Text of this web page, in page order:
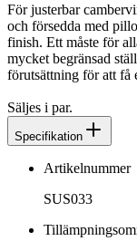
För justerbar
och försedda med
finish. Ett måste för
mycket begränsad
förutsättning för att få
Säljes i par.
Specifikation
Artikelnummer
SUS033